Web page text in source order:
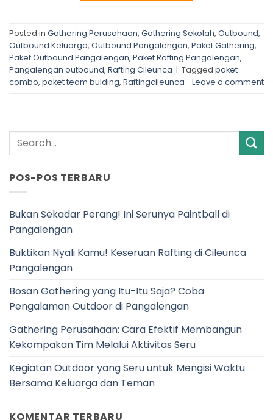
Posted in Gathering Perusahaan, Gathering Sekolah, Outbound,
Outbound Keluarga, Outbound Pangalengan, Paket Gathering,
Paket Outbound Pangalengan, Paket Rafting Pangalengan,
Pangalengan outbound, Rafting Cileunca | Tagged paket
combo, paket team bulding, Raftingcileunca Leave a comment
POS-POS TERBARU
Bukan Sekadar Perang! Ini Serunya Paintball di
Pangalengan
Buktikan Nyali Kamu! Keseruan Rafting di Cileunca
Pangalengan
Bosan Gathering yang Itu-Itu Saja? Coba
Pengalaman Outdoor di Pangalengan
Gathering Perusahaan: Cara Efektif Membangun
Kekompakan Tim Melalui Aktivitas Seru
Kegiatan Outdoor yang Seru untuk Mengisi Waktu
Bersama Keluarga dan Teman
KOMENTAR TERBARU